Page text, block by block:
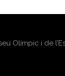
Olímpic i de